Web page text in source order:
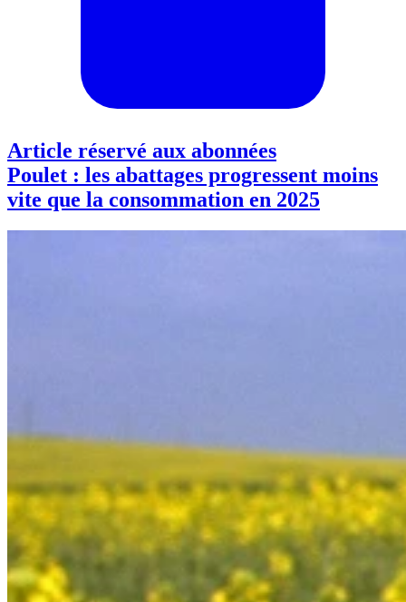
Article réservé aux abonnées
Poulet : les abattages progressent moins
vite que la consommation en 2025